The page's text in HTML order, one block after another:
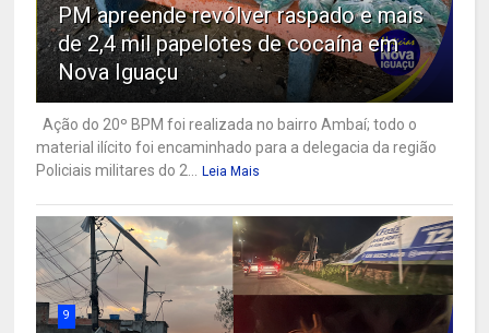
PM apreende revólver raspado e mais
de 2,4 mil papelotes de cocaína em
Nova Iguaçu
Ação do 20º BPM foi realizada no bairro Ambaí; todo o
material ilícito foi encaminhado para a delegacia da região
Policiais militares do 2...
Leia Mais
9